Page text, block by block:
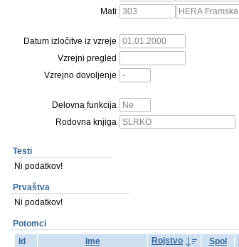
Mati
Datum izločitve iz vzreje
Vzrejni pregled
Vzrejno dovoljenje
Delovna funkcija
Rodovna knjiga
Testi
Ni podatkov!
Prvaštva
Ni podatkov!
Potomci
Id
Ime Rojstvo Spol